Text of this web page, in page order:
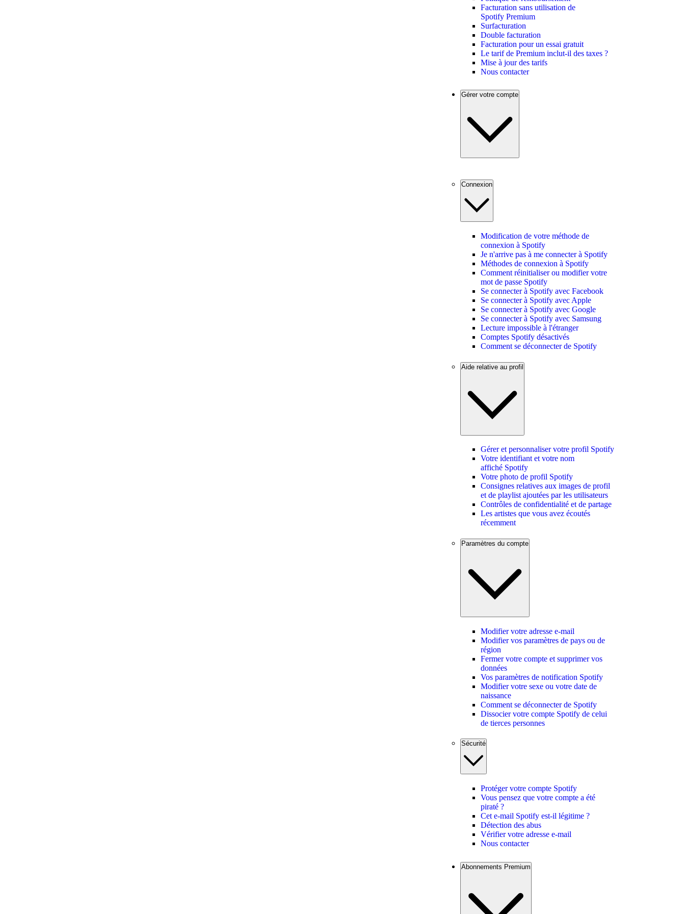
Facturation sans utilisation de
Spotify Premium
Surfacturation
Double facturation
Facturation pour un essai gratuit
Le tarif de Premium inclut-il des taxes ?
Mise à jour des tarifs
Nous contacter
Gérer votre compte
Connexion
Modification de votre méthode de
connexion à Spotify
Je n'arrive pas à me connecter à Spotify
Méthodes de connexion à Spotify
Comment réinitialiser ou modifier votre
mot de passe Spotify
Se connecter à Spotify avec Facebook
Se connecter à Spotify avec Apple
Se connecter à Spotify avec Google
Se connecter à Spotify avec Samsung
Lecture impossible à l'étranger
Comptes Spotify désactivés
Comment se déconnecter de Spotify
Aide relative au profil
Gérer et personnaliser votre profil Spotify
Votre identifiant et votre nom
affiché Spotify
Votre photo de profil Spotify
Consignes relatives aux images de profil
et de playlist ajoutées par les utilisateurs
Contrôles de confidentialité et de partage
Les artistes que vous avez écoutés
récemment
Paramètres du compte
Modifier votre adresse e-mail
Modifier vos paramètres de pays ou de
région
Fermer votre compte et supprimer vos
données
Vos paramètres de notification Spotify
Modifier votre sexe ou votre date de
naissance
Comment se déconnecter de Spotify
Dissocier votre compte Spotify de celui
de tierces personnes
Sécurité
Protéger votre compte Spotify
Vous pensez que votre compte a été
piraté ?
Cet e-mail Spotify est-il légitime ?
Détection des abus
Vérifier votre adresse e-mail
Nous contacter
Abonnements Premium